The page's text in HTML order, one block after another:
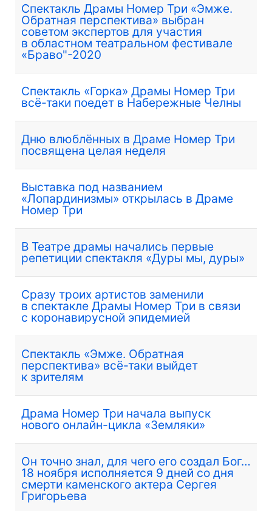
Спектакль Драмы Номер Три «Эмже.
Обратная перспектива» выбран
советом экспертов для участия
в областном театральном фестивале
«Браво"-2020
Спектакль «Горка» Драмы Номер Три
всё-таки поедет в Набережные Челны
Дню влюблённых в Драме Номер Три
посвящена целая неделя
Выставка под названием
«Лопардинизмы» открылась в Драме
Номер Три
В Театре драмы начались первые
репетиции спектакля «Дуры мы, дуры»
Сразу троих артистов заменили
в спектакле Драмы Номер Три в связи
с коронавирусной эпидемией
Спектакль «Эмже. Обратная
перспектива» всё-таки выйдет
к зрителям
Драма Номер Три начала выпуск
нового онлайн-цикла «Земляки»
Он точно знал, для чего его создал Бог…
18 ноября исполняется 9 дней со дня
смерти каменского актера Сергея
Григорьева